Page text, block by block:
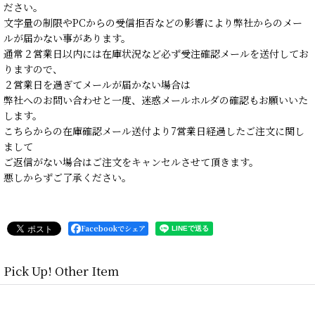
ださい。
文字量の制限やPCからの受信拒否などの影響により弊社からのメー
ルが届かない事があります。
通常２営業日以内には在庫状況など必ず受注確認メールを送付してお
りますので、
２営業日を過ぎてメールが届かない場合は
弊社へのお問い合わせと一度、迷惑メールホルダの確認もお願いいた
します。
こちらからの在庫確認メール送付より7営業日経過したご注文に関し
まして
ご返信がない場合はご注文をキャンセルさせて頂きます。
悪しからずご了承ください。
Facebookでシェア
Pick Up! Other Item